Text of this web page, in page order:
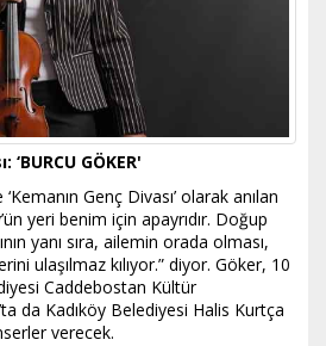
‘BURCU GÖKER'
Genç Divası’ olarak anılan
yeri benim için apayrıdır. Doğup
yanı sıra, ailemin orada olması,
ulaşılmaz kılıyor.” diyor. Göker, 10
Caddebostan Kültür
da Kadıköy Belediyesi Halis Kurtça
verecek.